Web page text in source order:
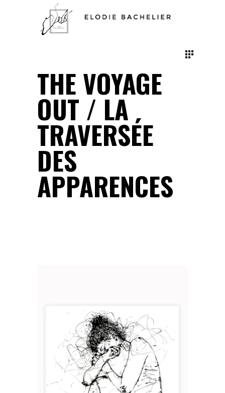
THE VOYAGE
OUT / LA
TRAVERSÉE
DES
APPARENCES